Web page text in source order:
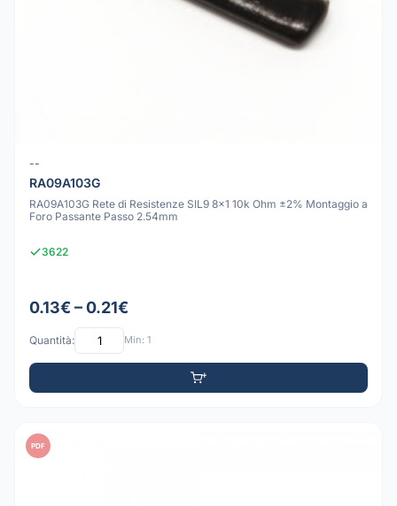
--
RA09A103G
RA09A103G Rete di Resistenze SIL9 8x1 10k Ohm ±2% Montaggio a
Foro Passante Passo 2.54mm
3622
0.13€ – 0.21€
Quantità: Min: 1
PDF